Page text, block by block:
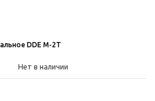
DDE M-2T
Нет в наличии